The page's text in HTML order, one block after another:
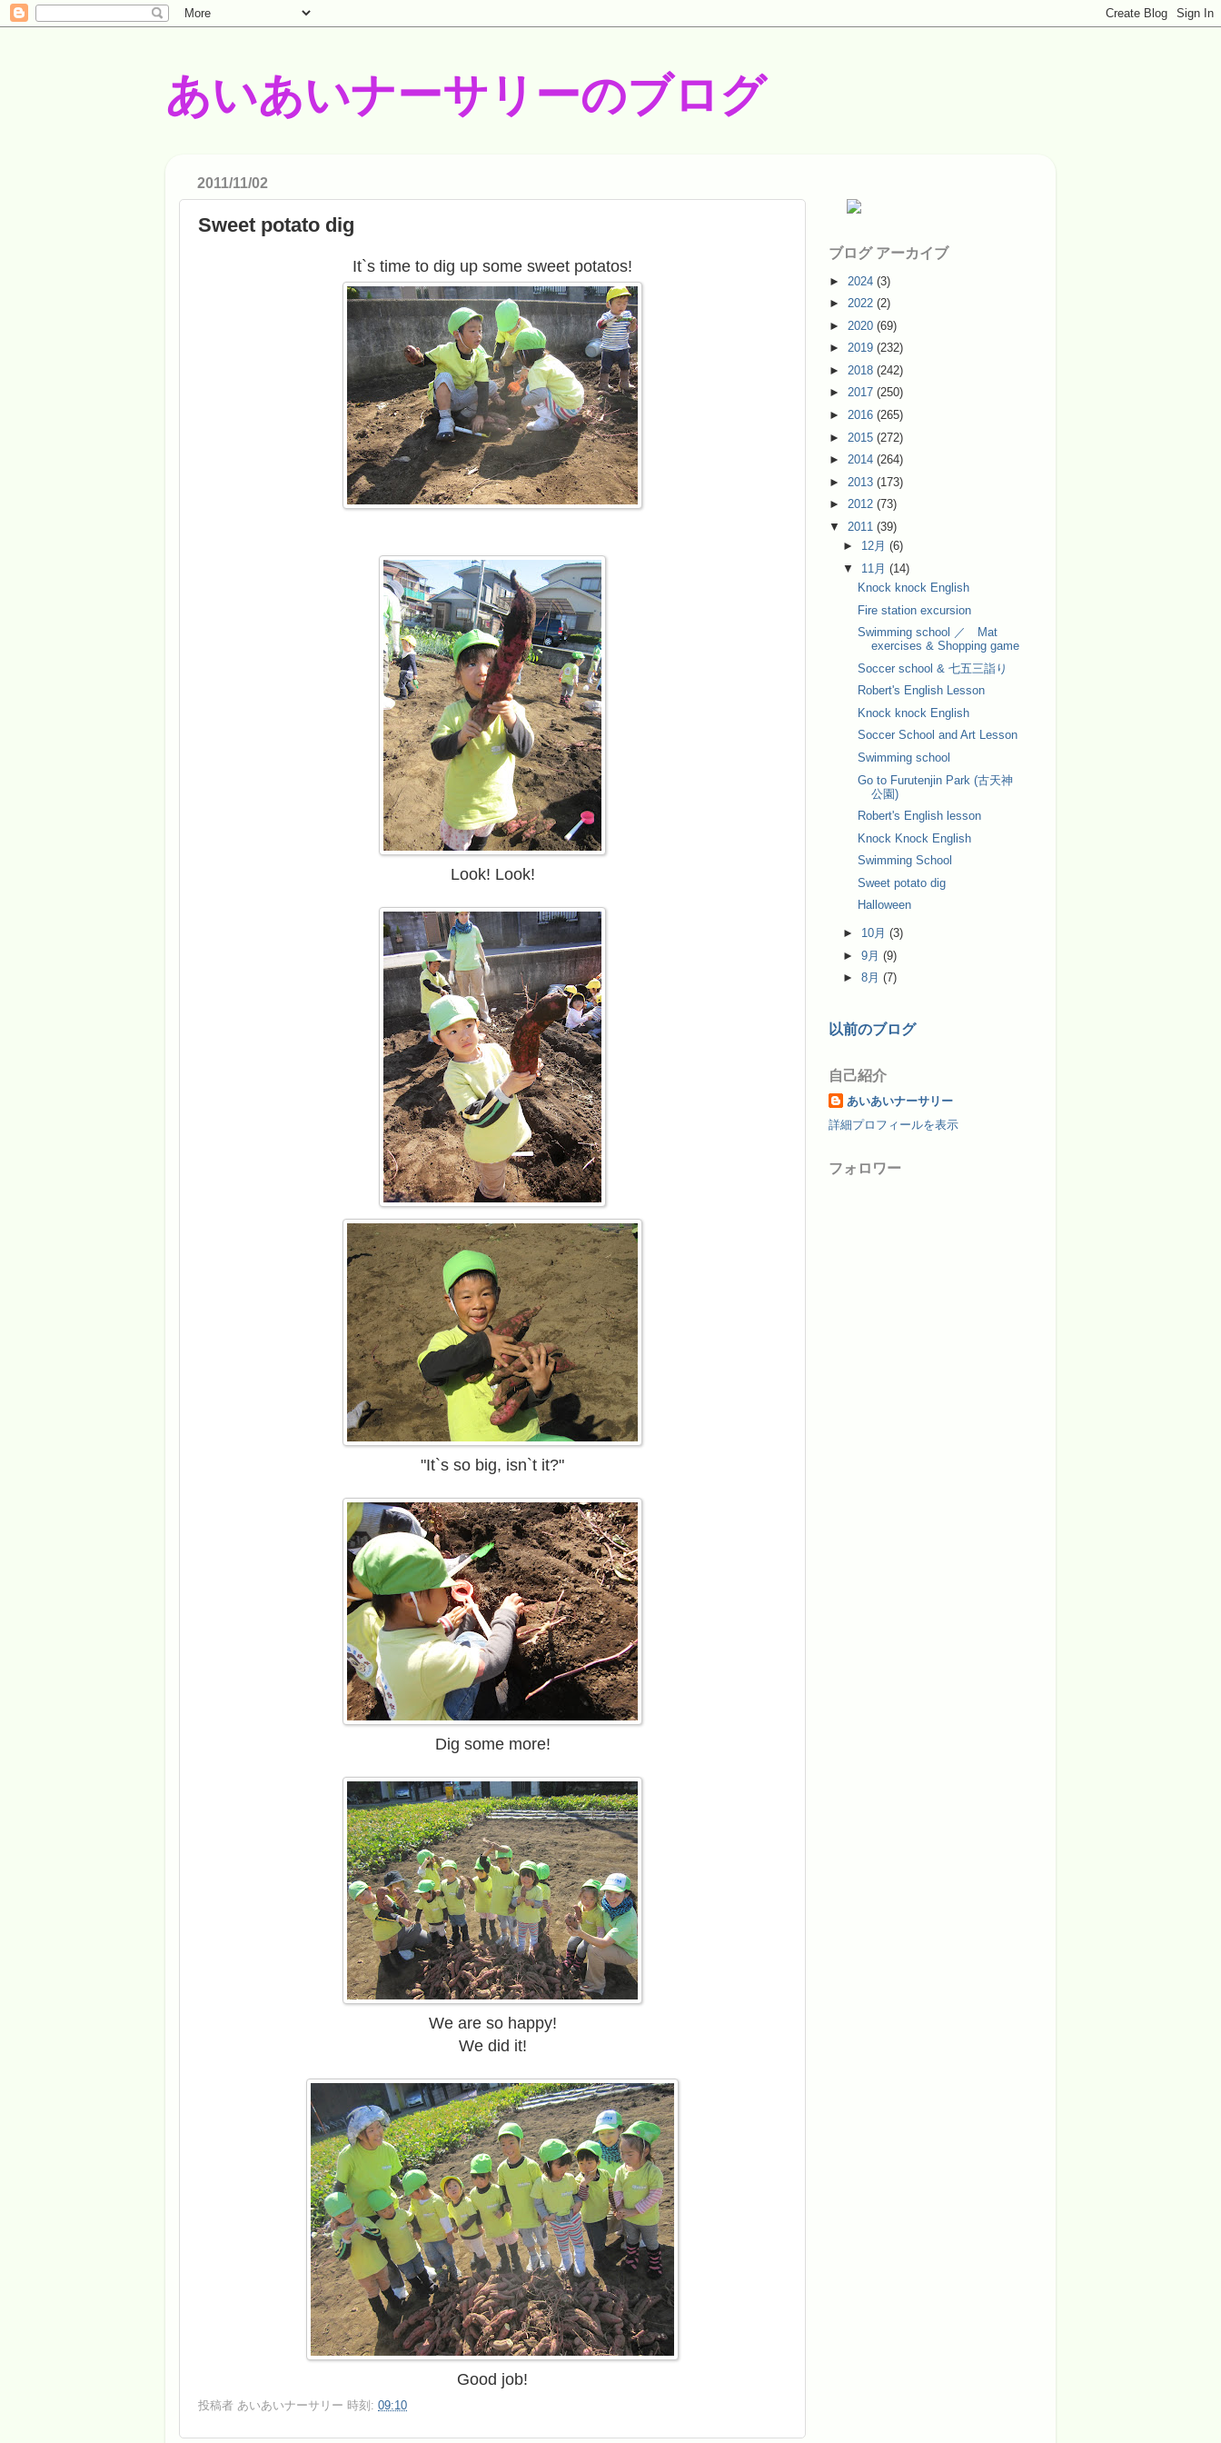
あいあいナーサリーのブログ
2011/11/02
Sweet potato dig
It`s time to dig up some sweet potatos!
Look! Look!
"It`s so big, isn`t it?"
Dig some more!
We are so happy!
We did it!
Good job!
投稿者 あいあいナーサリー 時刻: 09:10
ブログ アーカイブ
► 2024 (3)
► 2022 (2)
► 2020 (69)
► 2019 (232)
► 2018 (242)
► 2017 (250)
► 2016 (265)
► 2015 (272)
► 2014 (264)
► 2013 (173)
► 2012 (73)
▼ 2011 (39)
► 12月(6)
▼ 11月(14)
Knock knock English
Fire station excursion
Swimming school ／ Mat
exercises & Shopping game
Soccer school & 七五三詣り
Robert's English Lesson
Knock knock English
Soccer School and Art Lesson
Swimming school
Go to Furutenjin Park (古天神
公園)
Robert's English lesson
Knock Knock English
Swimming School
Sweet potato dig
Halloween
► 10月(3)
►9月(9)
►8月(7)
以前のブログ
自己紹介
あいあいナーサリー
詳細プロフィールを表示
フォロワー